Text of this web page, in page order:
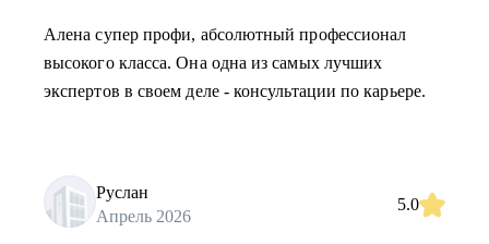
Алена супер профи, абсолютный профессионал
высокого класса. Она одна из самых лучших
экспертов в своем деле - консультации по карьере.
Руслан
Апрель 2026
5.0